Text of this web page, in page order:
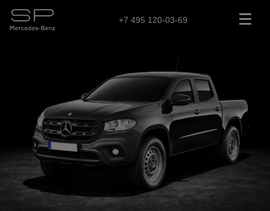
+7 495 120-03-69